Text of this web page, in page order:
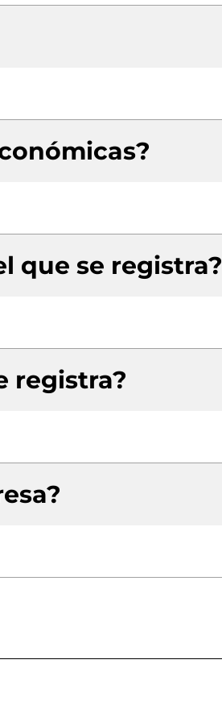
que se registra?
registra?